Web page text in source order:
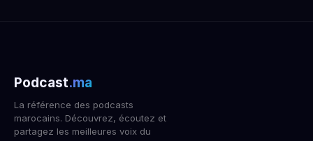
Podcast.ma
La référence des podcasts
marocains. Découvrez, écoutez et
partagez les meilleures voix du